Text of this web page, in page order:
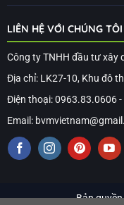
LIÊN HỆ VỚI CHÚNG TÔI
Công ty TNHH đầu tư xây
Địa chỉ: LK27-10, Khu đô
Điện thoại: 0963.83.0606
Email:
Bản